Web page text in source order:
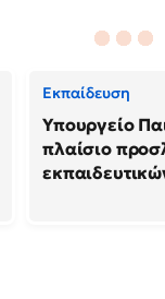
Εκπαίδευση
Υπουργείο
πλαίσιο